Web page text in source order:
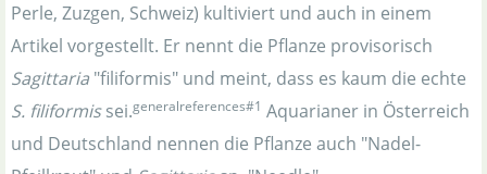
Perle, Zuzgen, Schweiz) kultiviert und auch in einem
Artikel vorgestellt. Er nennt die Pflanze provisorisch
Sagittaria "filiformis" und meint, dass es kaum die echte
S. filiformissei.generalreferences#1 Aquarianer in Österreich
und Deutschland nennen die Pflanze auch "Nadel-